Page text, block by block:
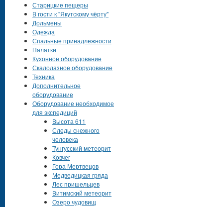
Старицкие пещеры
В гости к "Якутскому чёрту"
Дольмены
Одежда
Спальные принадлежности
Палатки
Кухонное оборудование
Скалолазное оборудование
Техника
Дополнительное
оборудование
Оборудование необходимое
для экспедиций
Высота 611
Следы снежного
человека
Тунгусский метеорит
Ковчег
Гора Мертвецов
Медведицкая гряда
Лес пришельцев
Витимский метеорит
Озеро чудовищ